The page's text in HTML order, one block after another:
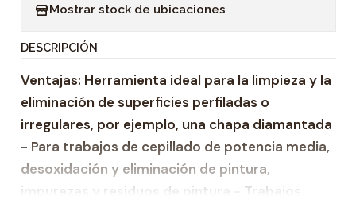
i
d
a
d
Mostrar stock de ubicaciones
DESCRIPCIÓN
Ventajas: Herramienta ideal para la limpieza y la
eliminación de superficies perfiladas o
irregulares, por ejemplo, una chapa diamantada
- Para trabajos de cepillado de potencia media,
desoxidación y eliminación de pintura,
impurezas y residuos de pintura - Trabajos